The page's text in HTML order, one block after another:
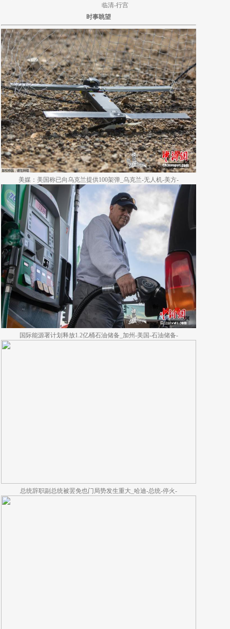
临清-行宫
时事眺望
美媒：美国称已向乌克兰提供100架弹_乌克兰-无人机-美方-
国际能源署计划释放1.2亿桶石油储备_加州-美国-石油储备-
总统辞职副总统被罢免也门局势发生重大_哈迪-总统-停火-